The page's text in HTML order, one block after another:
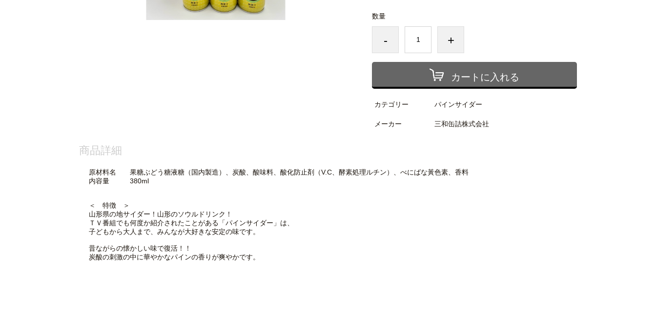
数量
- +
カートに入れる
カテゴリー パインサイダー
メーカー 三和缶詰株式会社
商品詳細
原材料名 果糖ぶどう糖液糖（国内製造）、炭酸、酸味料、酸化防止剤（V.C、酵素処理ルチン）、べにばな黃色素、香料
内容量 380ml
＜ 特徴 ＞
山形県の地サイダー！山形のソウルドリンク！
ＴＶ番組でも何度か紹介されたことがある「パインサイダー」は、
子どもから大人まで、みんなが大好きな安定の味です。
昔ながらの懐かしい味で復活！！
炭酸の刺激の中に華やかなパインの香りが爽やかです。